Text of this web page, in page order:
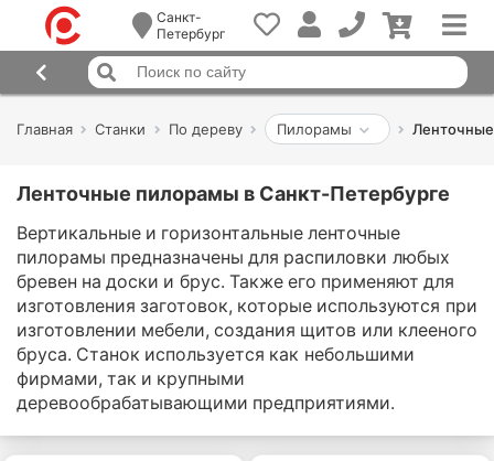
Санкт-
Петербург
Главная Станки По дереву Пилорамы Ленточные
Ленточные пилорамы в Санкт-Петербурге
Вертикальные и горизонтальные ленточные
пилорамы предназначены для распиловки любых
бревен на доски и брус. Также его применяют для
изготовления заготовок, которые используются при
изготовлении мебели, создания щитов или клееного
бруса. Станок используется как небольшими
фирмами, так и крупными
деревообрабатывающими предприятиями.